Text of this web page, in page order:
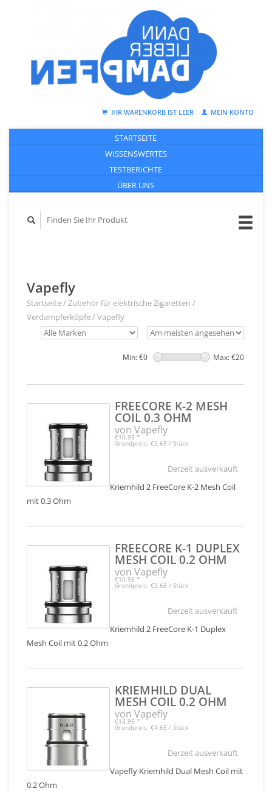
IHR WARENKORB IST LEER MEIN KONTO
STARTSEITE
WISSENSWERTES
TESTBERICHTE
ÜBER UNS
Vapefly
Startseite/Zubehör für elektrische Zigaretten /
Verdampferköpfe/Vapefly
Min: €0 Max: €20
FREECORE K-2 MESH
COIL 0.3 OHM
von Vapefly
€10,95 *
Grundpreis: €3,65 / Stück
Derzeit ausverkauft
Kriemhild 2 FreeCore K-2 Mesh Coil
mit 0.3 Ohm
FREECORE K-1 DUPLEX
MESH COIL 0.2 OHM
von Vapefly
€10,95 *
Grundpreis: €3,65 / Stück
Derzeit ausverkauft
Kriemhild 2 FreeCore K-1 Duplex
Mesh Coil mit 0.2 Ohm
KRIEMHILD DUAL
MESH COIL 0.2 OHM
von Vapefly
€13,95 *
Grundpreis: €4,65 / Stück
Derzeit ausverkauft
Vapefly Kriemhild Dual Mesh Coil mit
0.2 Ohm